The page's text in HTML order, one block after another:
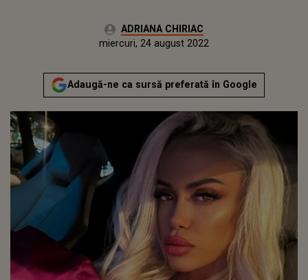
Autor:ADRIANA CHIRIAC
Publicat:
miercuri, 24 august 2022
Adaugă-ne ca sursă preferată în Google